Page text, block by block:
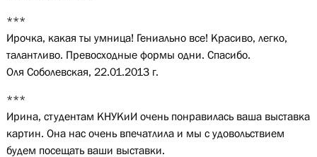
***
Ирочка, какая ты умница! Гениально все! Красиво, легко,
талантливо. Превосходные формы одни. Спасибо.
Оля Соболевская, 22.01.2013 г.
***
Ирина, студентам КНУКиИ очень понравилась ваша выставка
картин. Она нас очень впечатлила и мы с удовольствием
будем посещать ваши выставки.